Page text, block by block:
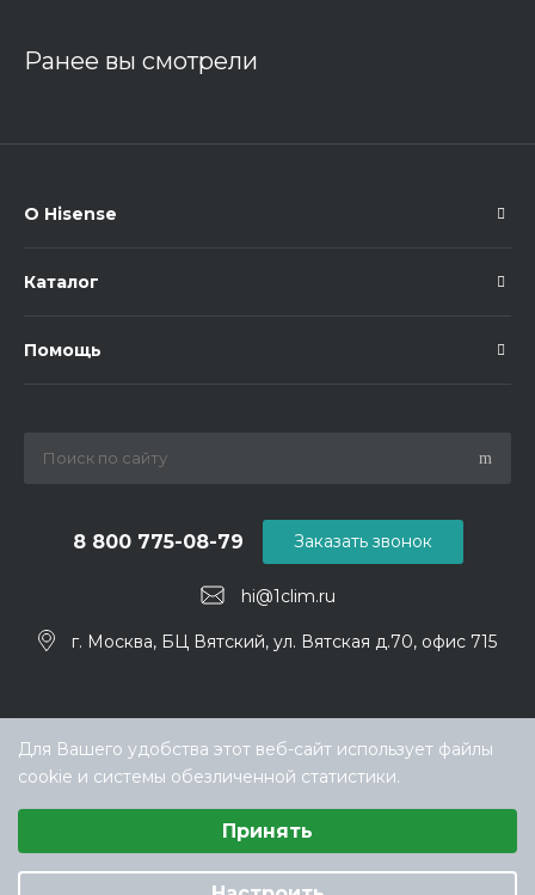
Ранее вы смотрели
О Hisense
Каталог
Помощь
hi@1clim.ru
8 800 775-08-79
г. Москва, БЦ Вятский, ул. Вятская д.70, офис 715
Заказать звонок
дилер Hisense в РФ
Для Вашего удобства этот веб-сайт использует файлы
cookie и системы обезличенной статистики.
Принять